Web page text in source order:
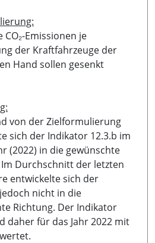
CO₂-Emissionen je
der Kraftfahrzeuge der
Hand sollen gesenkt
von der Zielformulierung
sich der Indikator 12.3.b im
(2022) in die gewünschte
Durchschnitt der letzten
entwickelte sich der
nicht in die
Richtung. Der Indikator
daher für das Jahr 2022 mit